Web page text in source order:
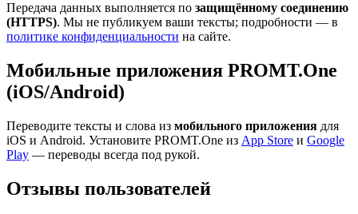
Передача данных выполняется по защищённому соединению
(HTTPS). Мы не публикуем ваши тексты; подробности — в
политике конфиденциальности на сайте.
Мобильные приложения PROMT.One
(iOS/Android)
Переводите тексты и слова из мобильного приложения для
iOS и Android. Установите PROMT.One из App Store и Google
Play — переводы всегда под рукой.
Отзывы пользователей